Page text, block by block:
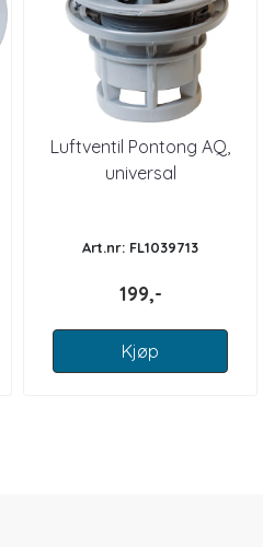
Luftventil Pontong AQ,
universal
Art.nr: FL1039713
199,-
Kjøp